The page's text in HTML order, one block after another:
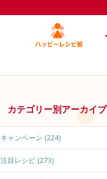
カテゴリー別アーカイブ
キャンペーン (224)
注目レシピ (273)